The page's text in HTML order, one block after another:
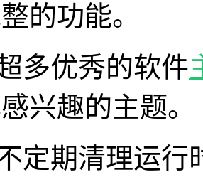
的功能。
多优秀的软件
兴趣的主题。
定期清理运